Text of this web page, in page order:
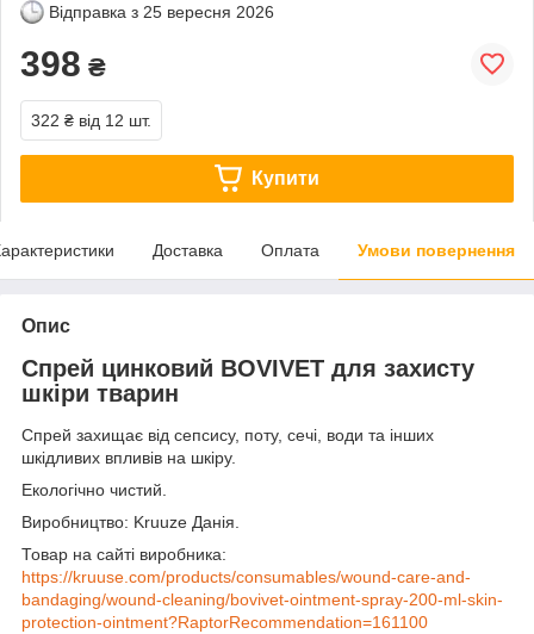
Відправка з 25 вересня 2026
398 ₴
322 ₴ від 12 шт.
Купити
Доставка Оплата Умови повернення
Опис
Спрей цинковий BOVIVET для захисту
шкіри тварин
Спрей захищає від сепсису, поту, сечі, води та інших
шкідливих впливів на шкіру.
Екологічно чистий.
Виробництво: Kruuze Данія.
Товар на сайті виробника:
https://kruuse.com/products/consumables/wound-care-and-
bandaging/wound-cleaning/bovivet-ointment-spray-200-ml-skin-
protection-ointment?RaptorRecommendation=161100